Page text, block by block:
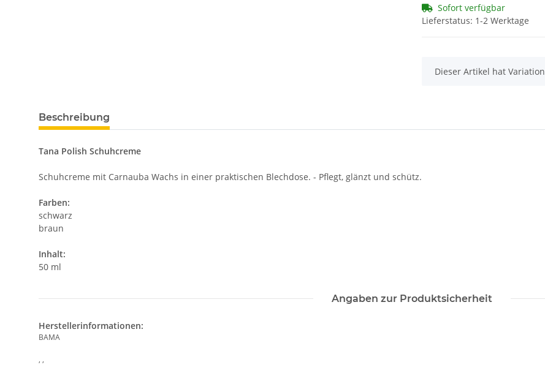
Sofort verfügbar
Lieferstatus: 1-2 Werktage
x
Dieser Artikel hat
Beschreibung
Tana Polish Schuhcreme
Schuhcreme mit Carnauba Wachs in einer praktischen Blechdose. - Pflegt, glänzt und schütz.
Farben:
schwarz
braun
Inhalt:
50 ml
Angaben zur Produktsicherheit
Herstellerinformationen:
BAMA
, ,